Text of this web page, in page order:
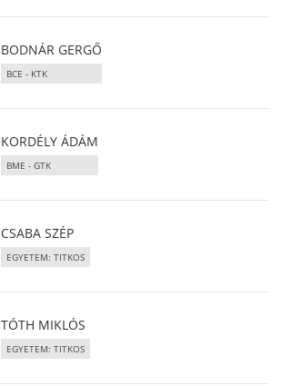
BODNÁR GERGŐ
BCE - KTK
KORDÉLY ÁDÁM
BME - GTK
CSABA SZÉP
EGYETEM: TITKOS
TÓTH MIKLÓS
EGYETEM: TITKOS